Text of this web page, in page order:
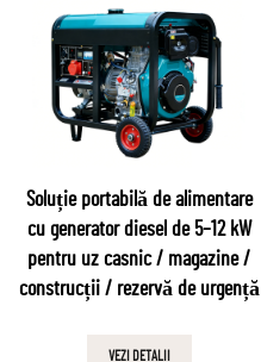
Soluție portabilă de alimentare
cu generator diesel de 5–12 kW
pentru uz casnic / magazine /
construcții / rezervă de urgență
VEZI DETALII